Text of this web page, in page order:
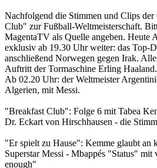
Nachfolgend die Stimmen und Clips
Club" zur Fußball-Weltmeisterschaft.
MagentaTV als Quelle angeben. Heute
exklusiv ab 19.30 Uhr weiter: das Top-
anschließend Norwegen gegen Irak.
Auftritt der Tormaschine Erling
Ab 02.20 Uhr: der Weltmeister
Algerien, mit Messi.
"Breakfast Club": Folge 6 mit Tabea
Dr. Eckart von Hirschhausen - die
"Er spielt zu Hause": Kemme glaubt an
Superstar Messi - Mbappés "Status"
enough"